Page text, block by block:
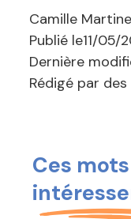
Camille
Publié le11/05/
Dernière
Rédigé par
Ces